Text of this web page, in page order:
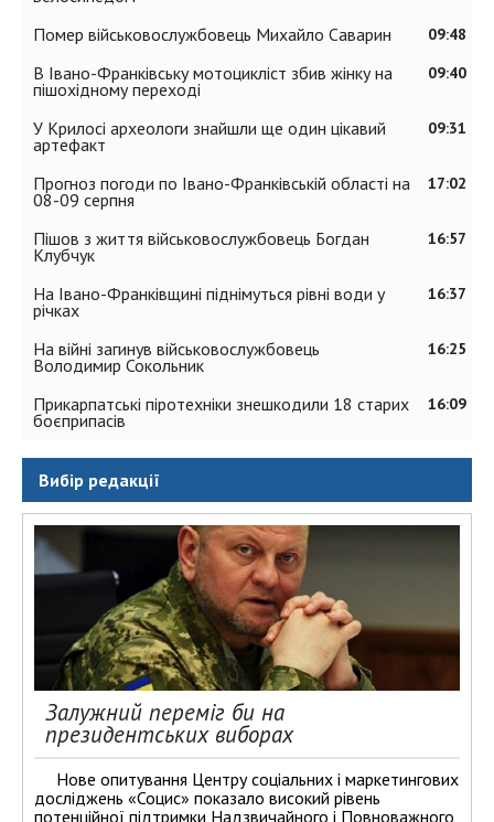
09:48
Помер військовослужбовець Михайло Саварин
09:40
В Івано-Франківську мотоцикліст збив жінку на
пішохідному переході
09:31
У Крилосі археологи знайшли ще один цікавий
артефакт
17:02
Прогноз погоди по Івано-Франківській області на
08-09 серпня
16:57
Пішов з життя військовослужбовець Богдан
Клубчук
16:37
На Івано-Франківщині піднімуться рівні води у
річках
16:25
На війні загинув військовослужбовець
Володимир Сокольник
16:09
Прикарпатські піротехніки знешкодили 18 старих
боєприпасів
Вибір редакції
Залужний переміг би на
президентських виборах
Нове опитування Центру соціальних і маркетингових
досліджень «Социс» показало високий рівень
потенційної підтримки Надзвичайного і Повноважного